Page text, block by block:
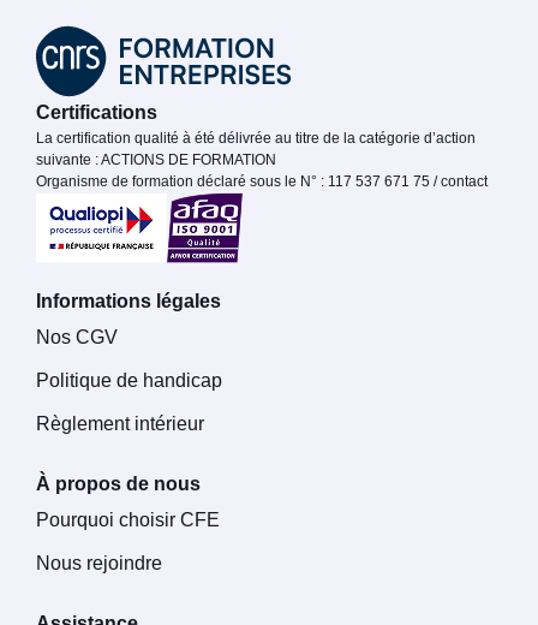
Certifications
La certification qualité à été délivrée au titre de la catégorie d’action
suivante : ACTIONS DE FORMATION
Organisme de formation déclaré sous le N° : 117 537 671 75 / contact
Informations légales
Nos CGV
Politique de handicap
Règlement intérieur
À propos de nous
Pourquoi choisir CFE
Nous rejoindre